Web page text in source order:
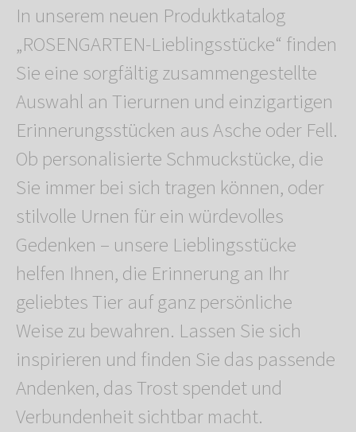
In unserem neuen Produktkatalog
„ROSENGARTEN-Lieblingsstücke“ finden
Sie eine sorgfältig zusammengestellte
Auswahl an Tierurnen und einzigartigen
Erinnerungsstücken aus Asche oder Fell.
Ob personalisierte Schmuckstücke, die
Sie immer bei sich tragen können, oder
stilvolle Urnen für ein würdevolles
Gedenken – unsere Lieblingsstücke
helfen Ihnen, die Erinnerung an Ihr
geliebtes Tier auf ganz persönliche
Weise zu bewahren. Lassen Sie sich
inspirieren und finden Sie das passende
Andenken, das Trost spendet und
Verbundenheit sichtbar macht.